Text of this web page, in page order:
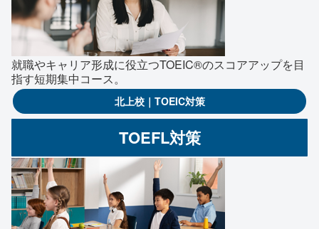
就職やキャリア形成に役立つTOEIC®のスコアアップを目
指す短期集中コース。
北上校｜TOEIC対策
TOEFL対策